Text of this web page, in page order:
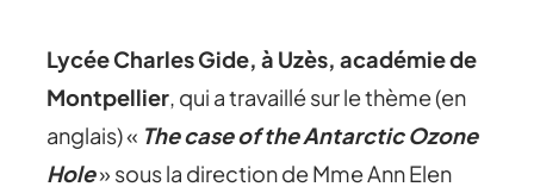
Lycée Charles Gide, à Uzès, académie de
Montpellier, qui a travaillé sur le thème (en
anglais) « The case of the Antarctic Ozone
Hole» sous la direction de Mme Ann Elen